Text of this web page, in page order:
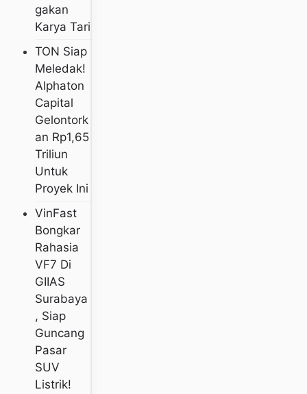
Gakan
Karya Tari
TON Siap
Meledak!
Alphaton
Capital
Gelontork
An Rp1,65
Triliun
Untuk
Proyek Ini
VinFast
Bongkar
Rahasia
VF7 Di
GIIAS
Surabaya
, Siap
Guncang
Pasar
SUV
Listrik!